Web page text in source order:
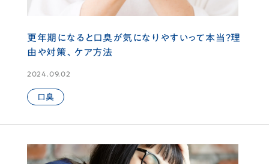
更年期になると口臭が気になりやすいって本当？理
由や対策、ケア方法
2024.09.02
口臭